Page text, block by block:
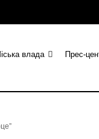
влада Прес-